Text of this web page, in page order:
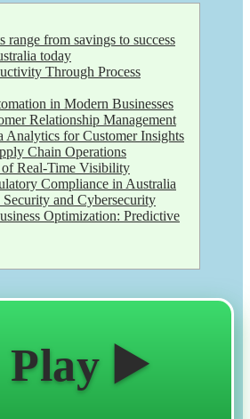
range from savings to success
today
Through Process
in Modern Businesses
Relationship Management
Analytics for Customer Insights
Chain Operations
Real-Time Visibility
Compliance in Australia
and Cybersecurity
Optimization: Predictive
Play ▶️